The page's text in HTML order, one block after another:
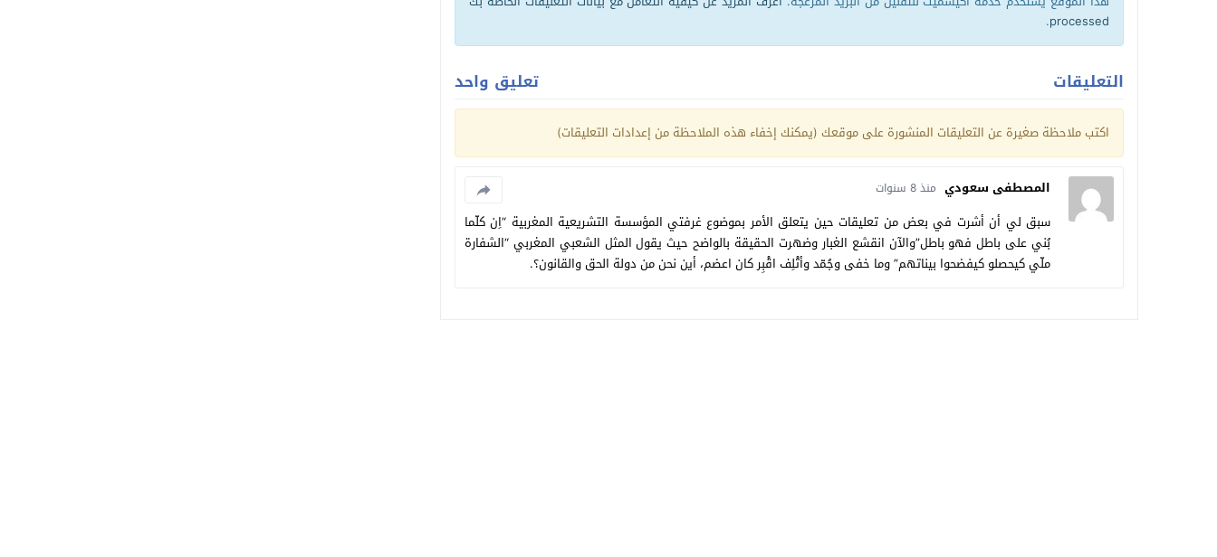
processed
.
التعليقات تعليق واحد
اكتب ملاحظة صغيرة عن التعليقات المنشورة على موقعك (يمكنك إخفاء هذه الملاحظة من إعدادات التعليقات)
المصطفى سعودي منذ 8 سنوات
سبق لي أن أشرت في بعض من تعليقات حين يتعلق الأمر بموضوع غرفتي المؤسسة التشريعية المغربية “اِن كلّما
بُني على باطل فهو باطل”والآن انقشع الغبار وضهرت الحقيقة بالواضح حيث يقول المثل الشعبي المغربي “الشفارة
ملّي كيحصلو كيفضحوا بيناتهم” وما خفى وجُمّد وأتْلِف اقْبِر كان اعضم، أين نحن من دولة الحق والقانون؟.